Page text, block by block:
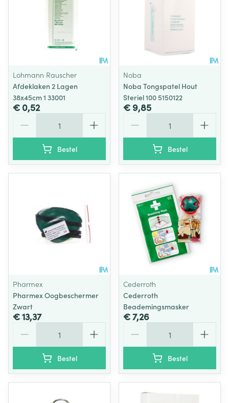
Lohmann Rauscher
Afdeklaken 2 Lagen
38x45cm 1 33001
€ 0,52
Bestel
Noba
Noba Tongspatel Hout
Steriel 100 5150122
€ 9,85
Bestel
Pharmex
Pharmex Oogbeschermer
Zwart
€ 13,37
Bestel
Cederroth
Cederroth
Beademingsmasker
€ 7,26
Bestel